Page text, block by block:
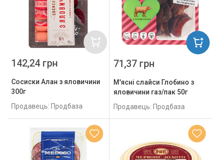
Сосиски Алан з яловичини
300г
Продавець: Продбаза
142,24 грн
М'ясні слайси Глобино з
яловичини газ/пак 50г
Продавець: Продбаза
71,37 грн